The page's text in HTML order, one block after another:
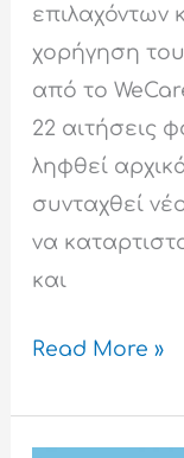
επιλαχόντων
χορήγηση
από το
22 αιτήσεις
ληφθεί
συνταχθεί
να
και
Read More »